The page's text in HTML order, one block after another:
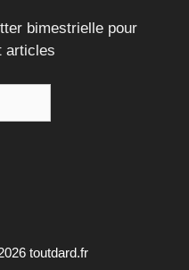
bimestrielle pour
articles
toutdard.fr